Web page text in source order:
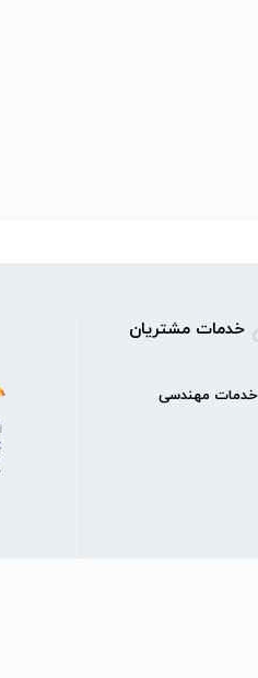
خدمات مشتریان
خدمات مهندسی